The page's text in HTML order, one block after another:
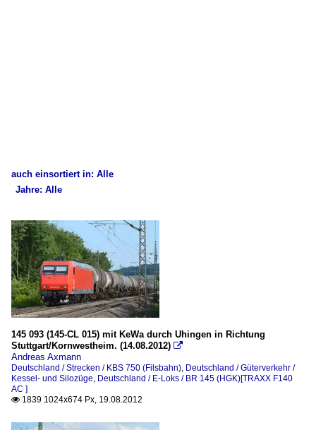
auch einsortiert in: Alle
Deutschland
Bahnhöfe (A - E)
Esslingen am Neckar
Kessel- und Silozüge
Strecken
KBS 750 (Filsbahn)
Jahre: Alle
Alle Jahre
2010
2010
2011
2012
145 093 (145-CL 015) mit KeWa durch Uhingen in Richtung
Stuttgart/Kornwestheim. (14.08.2012) 
Andreas Axmann
Deutschland / Strecken / KBS 750 (Filsbahn), Deutschland / Güterverkehr /
Kessel- und Silozüge, Deutschland / E-Loks / BR 145 (HGK)[TRAXX F140
AC ]
 1839 1024x674 Px, 19.08.2012